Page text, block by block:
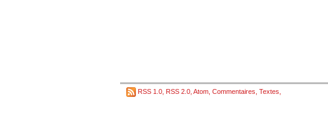
RSS 1.0 RSS 2.0 Atom Commentaires Textes